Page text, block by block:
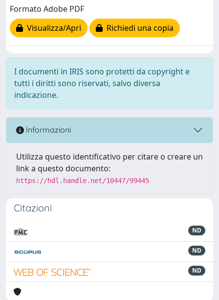
Formato Adobe PDF
Visualizza/Apri
Richiedi una copia
I documenti in IRIS sono protetti da copyright e
tutti i diritti sono riservati, salvo diversa
indicazione.
Informazioni
Utilizza questo identificativo per citare o creare un
link a questo documento:
https://hdl.handle.net/10447/99445
Citazioni
ND
ND
ND